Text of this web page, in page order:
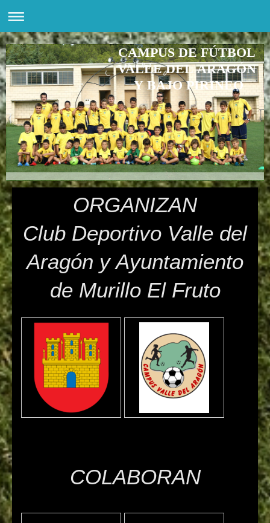
CAMPUS DE FÚTBOL
VALLE DEL ARAGÓN
Y BAJO PIRINEO
ORGANIZAN
Club Deportivo Valle del
Aragón y Ayuntamiento
de Murillo El Fruto
COLABORAN